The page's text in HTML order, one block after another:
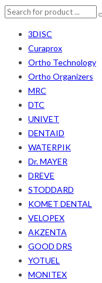
3DISC
Curaprox
Ortho Technology
Ortho Organizers
MRC
DTC
UNIVET
DENTAID
WATERPIK
Dr. MAYER
DREVE
STODDARD
KOMET DENTAL
VELOPEX
AKZENTA
GOOD DRS
YOTUEL
MONITEX